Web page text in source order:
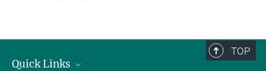
TOP
Quick Links